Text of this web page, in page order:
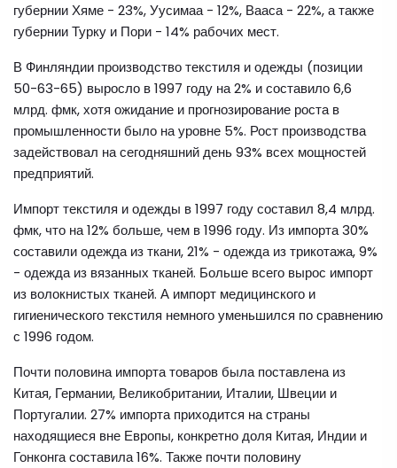
губернии Хяме - 23%, Уусимаа - 12%, Вааса - 22%, а также
губернии Турку и Пори - 14% рабочих мест.
В Финляндии производство текстиля и одежды (позиции
50-63-65) выросло в 1997 году на 2% и составило 6,6
млрд. фмк, хотя ожидание и прогнозирование роста в
промышленности было на уровне 5%. Рост производства
задействовал на сегодняшний день 93% всех мощностей
предприятий.
Импорт текстиля и одежды в 1997 году составил 8,4 млрд.
фмк, что на 12% больше, чем в 1996 году. Из импорта 30%
составили одежда из ткани, 21% - одежда из трикотажа, 9%
- одежда из вязанных тканей. Больше всего вырос импорт
из волокнистых тканей. А импорт медицинского и
гигиенического текстиля немного уменьшился по сравнению
с 1996 годом.
Почти половина импорта товаров была поставлена из
Китая, Германии, Великобритании, Италии, Швеции и
Португалии. 27% импорта приходится на страны
находящиеся вне Европы, конкретно доля Китая, Индии и
Гонконга составила 16%. Также почти половину